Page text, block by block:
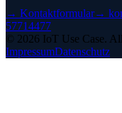
→ Kontaktformular→
57714477
© 2026 IoT Use Case.
ImpressumDatenschutz